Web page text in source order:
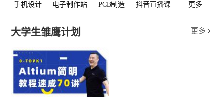
手机设计 电子制作站 PCB制造 抖音直播课 更多
大学生雏鹰计划 更多 